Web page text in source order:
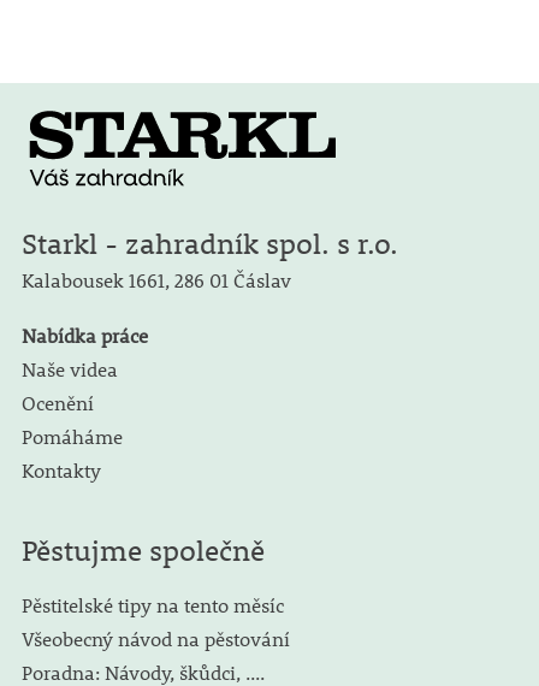
Starkl - zahradník spol. s r.o.
Kalabousek 1661, 286 01 Čáslav
Nabídka práce
Naše videa
Ocenění
Pomáháme
Kontakty
Pěstujme společně
Pěstitelské tipy na tento měsíc
Všeobecný návod na pěstování
Poradna: Návody, škůdci, ....